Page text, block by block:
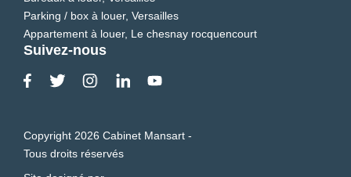
Parking / box à louer, Versailles
Appartement à louer, Le chesnay rocquencourt
Suivez-nous
Copyright 2026 Cabinet Mansart -
Tous droits réservés